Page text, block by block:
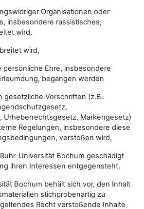
Organisationen oder
insbesondere rassistisches,
wird,
wird,
persönliche Ehre, insbesondere
begangen werden
gesetzliche Vorschriften (z.B.
Urheberrechtsgesetz, Markengesetz)
Regelungen, insbesondere diese
verstoßen wird,
Universität Bochum geschädigt
ihren Interessen entgegensteht.
Bochum behält sich vor, den Inhalt
stichprobenartig zu
Recht verstoßende Inhalte